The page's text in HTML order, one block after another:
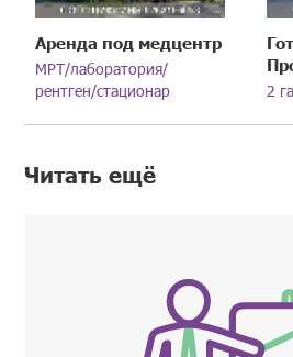
Аренда под медцентр
МРТ/лаборатория/
рентген/стационар
2
Читать ещё